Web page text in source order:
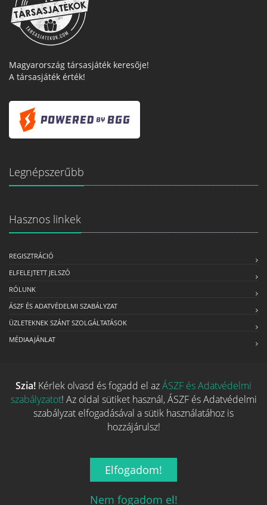
Magyarország társasjáték keresője!
A társasjáték érték!
Legnépszerűbb
Hasznos linkek
REGISZTRÁCIÓ
ELFELEJTETT JELSZÓ
RÓLUNK
ÁSZF ÉS ADATVÉDELMI SZABÁLYZAT
ÜZLETEKNEK SZÁNT SZOLGÁLTATÁSOK
MÉDIAAJÁNLAT
Kapcsolat
Ha szeretnéd felvenni velünk a kapcsolatot nyugodtan írj egy
Szia! Kérlek olvasd és fogadd el azÁSZF és Adatvédelmi
szabályzatot! Az oldal sütiket használ, ÁSZF és Adatvédelmi
szabályzat elfogadásával a sütik használatához is
hozzájárulsz!
Elfogadom!
Nem fogadom el!